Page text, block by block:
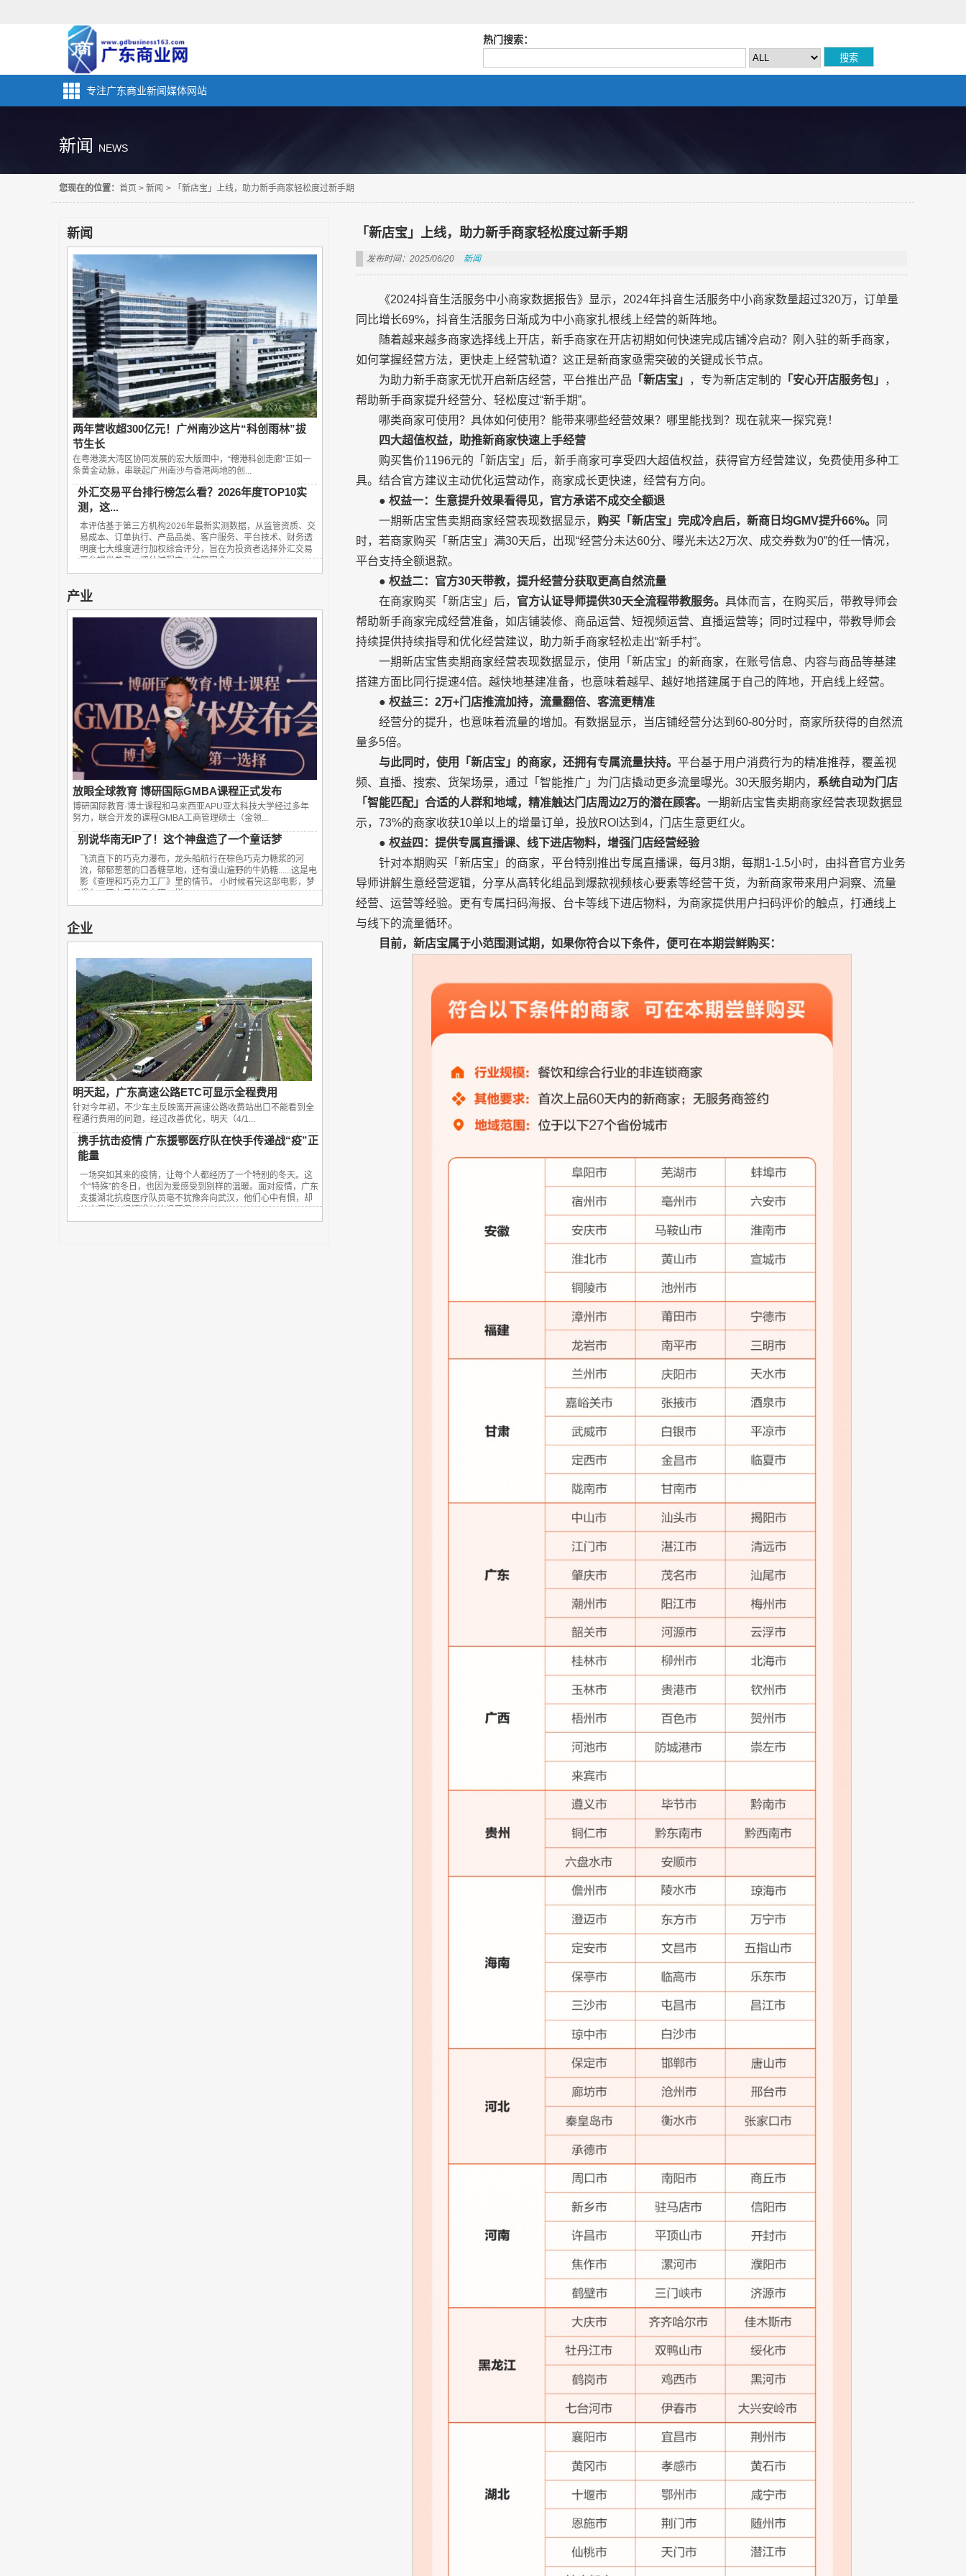
热门搜索：
专注广东商业新闻媒体网站
新闻 NEWS
您现在的位置： 首页 > 新闻 > 「新店宝」上线，助力新手商家轻松度过新手期
新闻
两年营收超300亿元！广州南沙这片“科创雨林”拔
节生长
在粤港澳大湾区协同发展的宏大版图中，“穗港科创走廊”正如一
条黄金动脉，串联起广州南沙与香港两地的创...
外汇交易平台排行榜怎么看？2026年度TOP10实
测，这...
本评估基于第三方机构2026年最新实测数据，从监管资质、交
易成本、订单执行、产品品类、客户服务、平台技术、财务透
明度七大维度进行加权综合评分，旨在为投资者选择外汇交易
平台提供参考。评估过程中，监管安全...
产业
放眼全球教育 博研国际GMBA课程正式发布
博研国际教育·博士课程和马来西亚APU亚太科技大学经过多年
努力，联合开发的课程GMBA工商管理硕士（金领...
别说华南无IP了！这个神盘造了一个童话梦
飞流直下的巧克力瀑布，龙头船航行在棕色巧克力糖浆的河
流，郁郁葱葱的口香糖草地，还有漫山遍野的牛奶糖......这是电
影《查理和巧克力工厂》里的情节。 小时候看完这部电影，梦
想有一天自己能像查理一样...
企业
明天起，广东高速公路ETC可显示全程费用
针对今年初，不少车主反映离开高速公路收费站出口不能看到全
程通行费用的问题，经过改善优化，明天（4/1...
携手抗击疫情 广东援鄂医疗队在快手传递战“疫”正
能量
一场突如其来的疫情，让每个人都经历了一个特别的冬天。这
个“特殊”的冬日，也因为爱感受到别样的温暖。面对疫情，广东
支援湖北抗疫医疗队员毫不犹豫奔向武汉，他们心中有惧，却
从来无悔，迅速投入这场不见...
「新店宝」上线，助力新手商家轻松度过新手期
发布时间：2025/06/20 新闻
《2024抖音生活服务中小商家数据报告》显示，2024年抖音生活服务中小商家数量超过320万，订单量
同比增长69%，抖音生活服务日渐成为中小商家扎根线上经营的新阵地。
随着越来越多商家选择线上开店，新手商家在开店初期如何快速完成店铺冷启动？刚入驻的新手商家，
如何掌握经营方法，更快走上经营轨道？这正是新商家亟需突破的关键成长节点。
为助力新手商家无忧开启新店经营，平台推出产品 「新店宝」 ，专为新店定制的 「安心开店服务包」
，
帮助新手商家提升经营分、轻松度过“新手期”。
哪类商家可使用？具体如何使用？能带来哪些经营效果？哪里能找到？现在就来一探究竟！
四大超值权益，助推新商家快速上手经营
购买售价1196元的「新店宝」后，新手商家可享受四大超值权益，获得官方经营建议，免费使用多种工
具。结合官方建议主动优化运营动作，商家成长更快速，经营有方向。
● 权益一：生意提升效果看得见，官方承诺不成交全额退
一期新店宝售卖期商家经营表现数据显示， 购买「新店宝」完成冷启后，新商日均GMV提升66%。
同
时，若商家购买「新店宝」满30天后，出现“经营分未达60分、曝光未达2万次、成交券数为0”的任一情况，
平台支持全额退款。
● 权益二：官方30天带教，提升经营分获取更高自然流量
在商家购买「新店宝」后， 官方认证导师提供30天全流程带教服务。 具体而言，在购买后，带教导师会
帮助新手商家完成经营准备，如店铺装修、商品运营、短视频运营、直播运营等；同时过程中，带教导师会
持续提供持续指导和优化经营建议，助力新手商家轻松走出“新手村”。
一期新店宝售卖期商家经营表现数据显示，使用「新店宝」的新商家，在账号信息、内容与商品等基建
搭建方面比同行提速4倍。越快地基建准备，也意味着越早、越好地搭建属于自己的阵地，开启线上经营。
● 权益三：2万+门店推流加持，流量翻倍、客流更精准
经营分的提升，也意味着流量的增加。有数据显示，当店铺经营分达到60-80分时，商家所获得的自然流
量多5倍。
与此同时，使用「新店宝」的商家，还拥有专属流量扶持。 平台基于用户消费行为的精准推荐，覆盖视
频、直播、搜索、货架场景，通过「智能推广」为门店撬动更多流量曝光。30天服务期内， 系统自动为门店
「智能匹配」合适的人群和地域，精准触达门店周边2万的潜在顾客。 一期新店宝售卖期商家经营表现数据显
示，73%的商家收获10单以上的增量订单，投放ROI达到4，门店生意更红火。
● 权益四：提供专属直播课、线下进店物料，增强门店经营经验
针对本期购买「新店宝」的商家，平台特别推出专属直播课，每月3期，每期1-1.5小时，由抖音官方业务
导师讲解生意经营逻辑，分享从高转化组品到爆款视频核心要素等经营干货，为新商家带来用户洞察、流量
经营、运营等经验。更有专属扫码海报、台卡等线下进店物料，为商家提供用户扫码评价的触点，打通线上
与线下的流量循环。
目前，新店宝属于小范围测试期，如果你符合以下条件，便可在本期尝鲜购买：